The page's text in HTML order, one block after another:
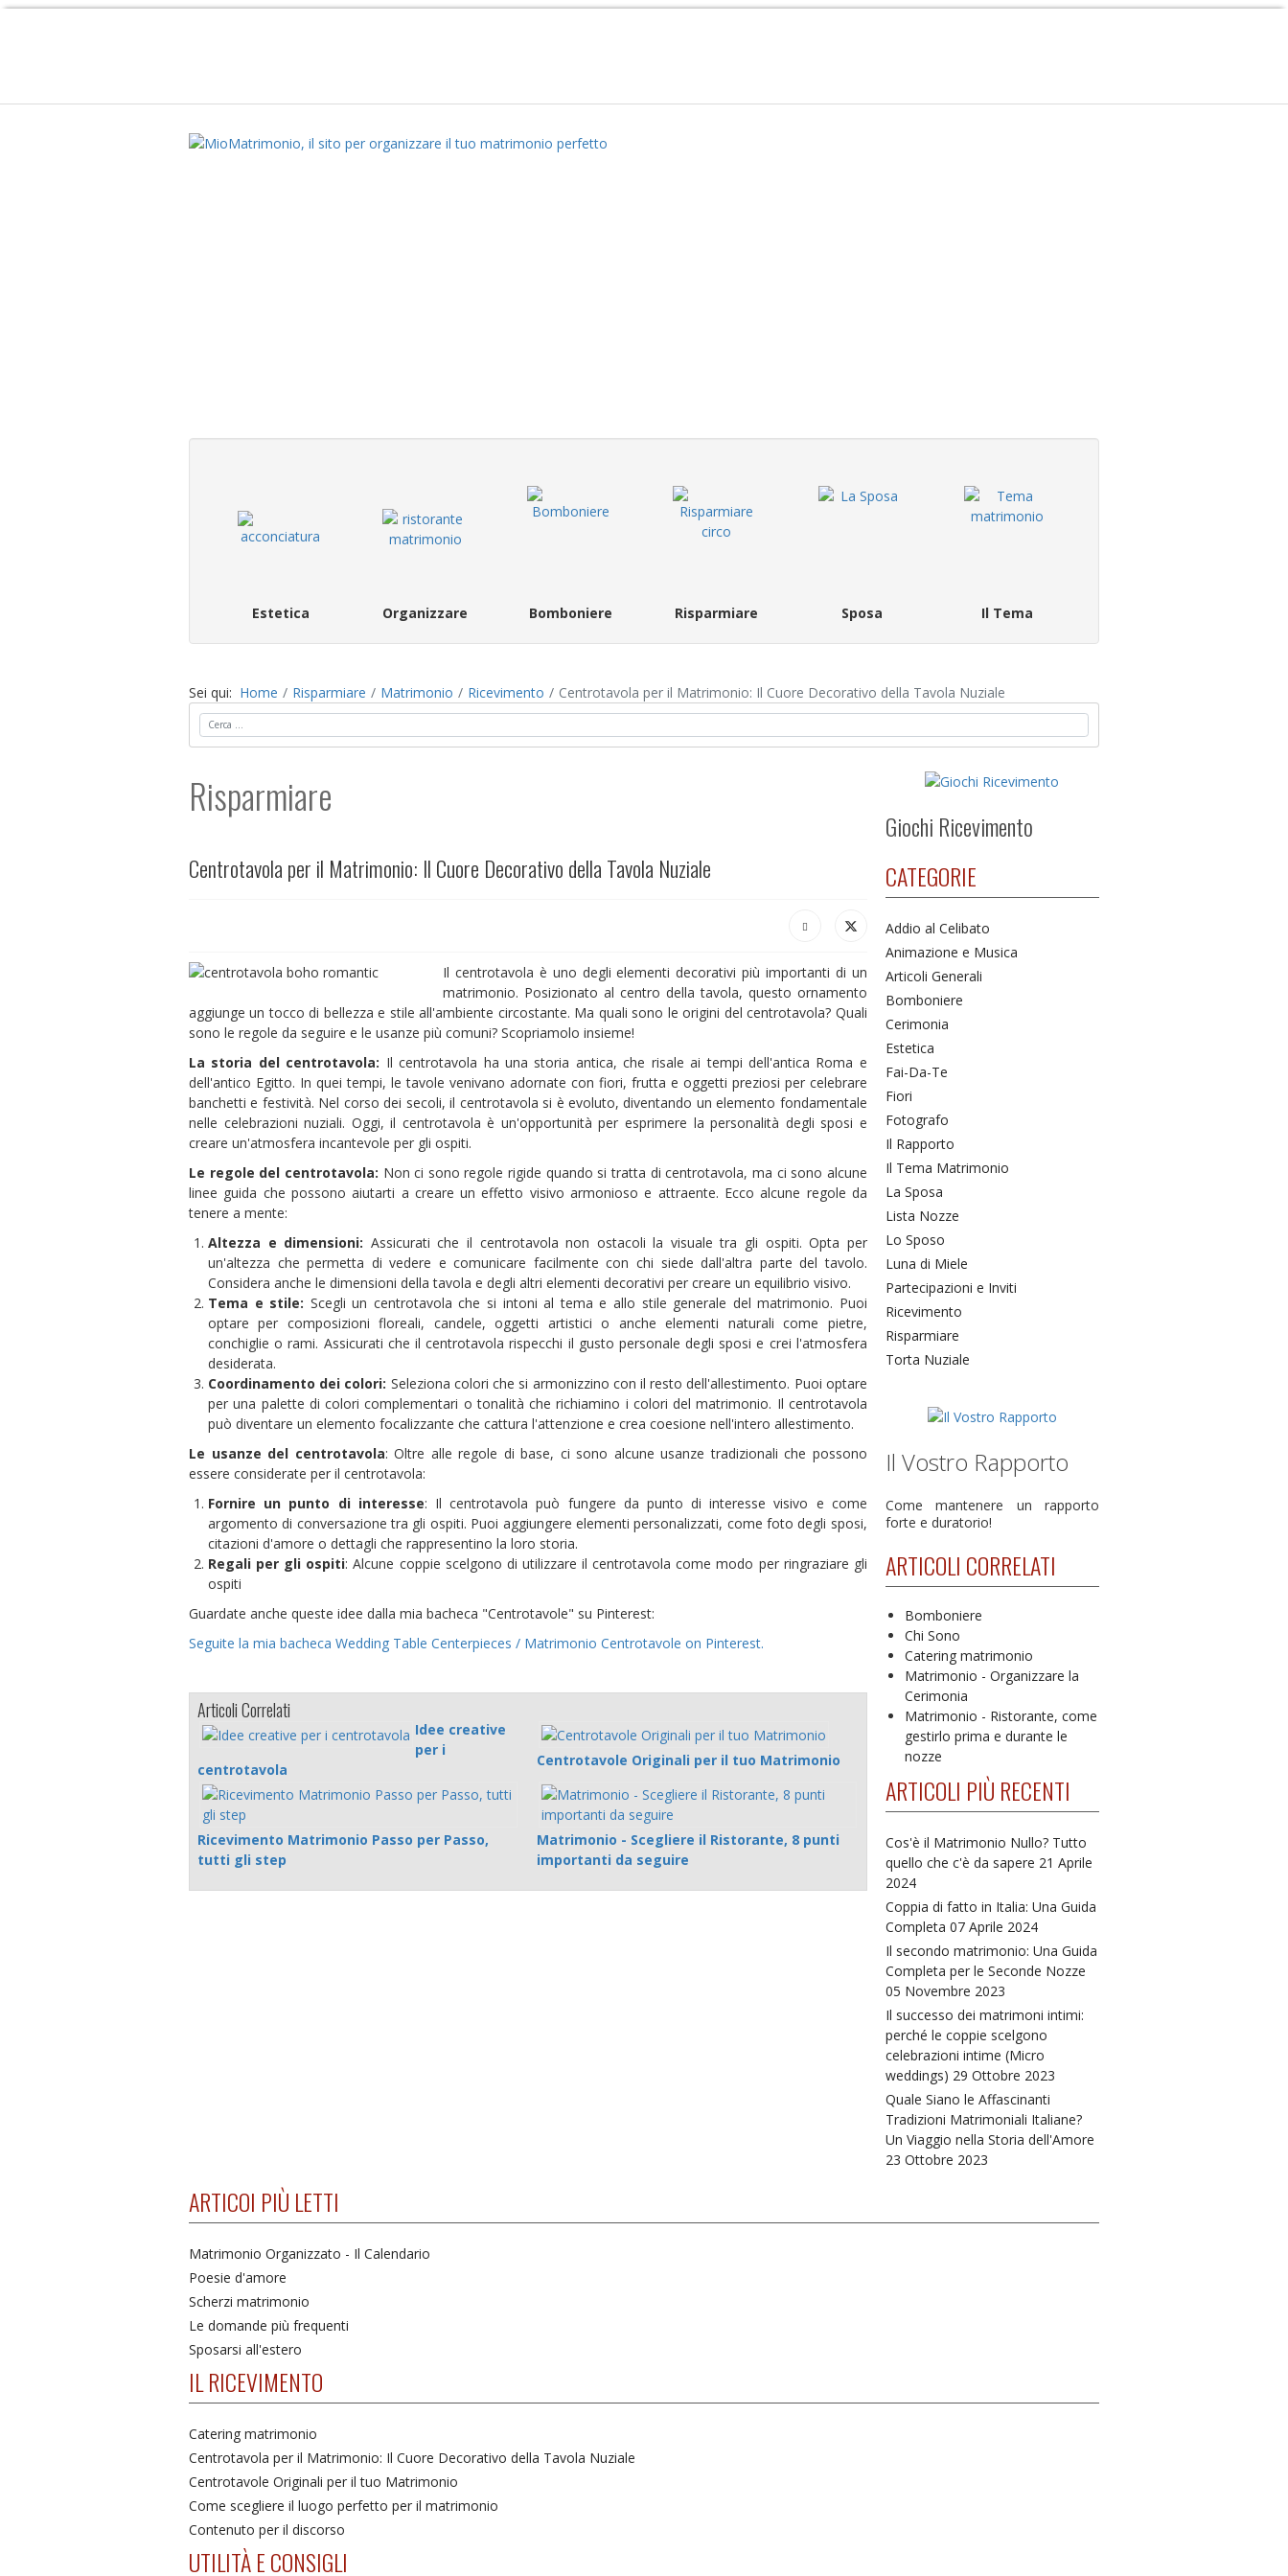
Estetica Organizzare Bomboniere Risparmiare Sposa Il Tema
Sei qui: Home Risparmiare Matrimonio Ricevimento
Centrotavola per il Matrimonio: Il Cuore Decorativo della Tavola Nuziale
Cerca
Risparmiare
Centrotavola per il Matrimonio: Il Cuore Decorativo della Tavola Nuziale
Il centrotavola è uno degli elementi decorativi più importanti di un
matrimonio. Posizionato al centro della tavola, questo ornamento
aggiunge un tocco di bellezza e stile all'ambiente circostante. Ma quali sono le origini del centrotavola? Quali
sono le regole da seguire e le usanze più comuni? Scopriamolo insieme!
La storia del centrotavola: Il centrotavola ha una storia antica, che risale ai tempi dell'antica Roma e
dell'antico Egitto. In quei tempi, le tavole venivano adornate con fiori, frutta e oggetti preziosi per celebrare
banchetti e festività. Nel corso dei secoli, il centrotavola si è evoluto, diventando un elemento fondamentale
nelle celebrazioni nuziali. Oggi, il centrotavola è un'opportunità per esprimere la personalità degli sposi e
creare un'atmosfera incantevole per gli ospiti.
Le regole del centrotavola: Non ci sono regole rigide quando si tratta di centrotavola, ma ci sono alcune
linee guida che possono aiutarti a creare un effetto visivo armonioso e attraente. Ecco alcune regole da
tenere a mente:
Altezza e dimensioni: Assicurati che il centrotavola non ostacoli la visuale tra gli ospiti. Opta per
un'altezza che permetta di vedere e comunicare facilmente con chi siede dall'altra parte del tavolo.
Considera anche le dimensioni della tavola e degli altri elementi decorativi per creare un equilibrio visivo.
Tema e stile: Scegli un centrotavola che si intoni al tema e allo stile generale del matrimonio. Puoi
optare per composizioni floreali, candele, oggetti artistici o anche elementi naturali come pietre,
conchiglie o rami. Assicurati che il centrotavola rispecchi il gusto personale degli sposi e crei l'atmosfera
desiderata.
Coordinamento dei colori: Seleziona colori che si armonizzino con il resto dell'allestimento. Puoi optare
per una palette di colori complementari o tonalità che richiamino i colori del matrimonio. Il centrotavola
può diventare un elemento focalizzante che cattura l'attenzione e crea coesione nell'intero allestimento.
Le usanze del centrotavola: Oltre alle regole di base, ci sono alcune usanze tradizionali che possono
essere considerate per il centrotavola:
Fornire un punto di interesse: Il centrotavola può fungere da punto di interesse visivo e come
argomento di conversazione tra gli ospiti. Puoi aggiungere elementi personalizzati, come foto degli sposi,
citazioni d'amore o dettagli che rappresentino la loro storia.
Regali per gli ospiti: Alcune coppie scelgono di utilizzare il centrotavola come modo per ringraziare gli
ospiti
Guardate anche queste idee dalla mia bacheca "Centrotavole" su Pinterest:
Seguite la mia bacheca Wedding Table Centerpieces / Matrimonio Centrotavole on Pinterest.
Articoli Correlati
Idee creative
per i
centrotavola
Centrotavole Originali per il tuo Matrimonio
Ricevimento Matrimonio Passo per Passo,
tutti gli step
Matrimonio - Scegliere il Ristorante, 8 punti
importanti da seguire
Giochi Ricevimento
CATEGORIE
Addio al Celibato
Animazione e Musica
Articoli Generali
Bomboniere
Cerimonia
Estetica
Fai-Da-Te
Fiori
Fotografo
Il Rapporto
Il Tema Matrimonio
La Sposa
Lista Nozze
Lo Sposo
Luna di Miele
Partecipazioni e Inviti
Ricevimento
Risparmiare
Torta Nuziale
Il Vostro Rapporto
Come mantenere un rapporto
forte e duratorio!
ARTICOLI CORRELATI
Bomboniere
Chi Sono
Catering matrimonio
Matrimonio - Organizzare la
Cerimonia
Matrimonio - Ristorante, come
gestirlo prima e durante le
nozze
ARTICOLI PIÙ RECENTI
Cos'è il Matrimonio Nullo? Tutto
quello che c'è da sapere 21 Aprile
2024
Coppia di fatto in Italia: Una Guida
Completa 07 Aprile 2024
Il secondo matrimonio: Una Guida
Completa per le Seconde Nozze
05 Novembre 2023
Il successo dei matrimoni intimi:
perché le coppie scelgono
celebrazioni intime (Micro
weddings) 29 Ottobre 2023
Quale Siano le Affascinanti
Tradizioni Matrimoniali Italiane?
Un Viaggio nella Storia dell'Amore
23 Ottobre 2023
ARTICOI PIÙ LETTI
Matrimonio Organizzato - Il Calendario
Poesie d'amore
Scherzi matrimonio
Le domande più frequenti
Sposarsi all'estero
IL RICEVIMENTO
Catering matrimonio
Centrotavola per il Matrimonio: Il Cuore Decorativo della Tavola Nuziale
Centrotavole Originali per il tuo Matrimonio
Come scegliere il luogo perfetto per il matrimonio
Contenuto per il discorso
UTILITÀ E CONSIGLI